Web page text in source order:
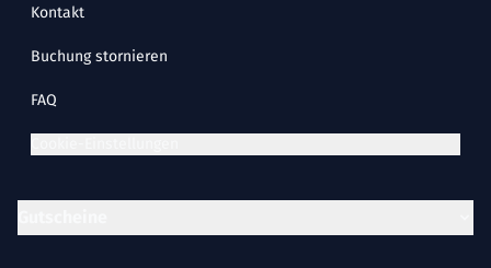
Kontakt
Buchung stornieren
FAQ